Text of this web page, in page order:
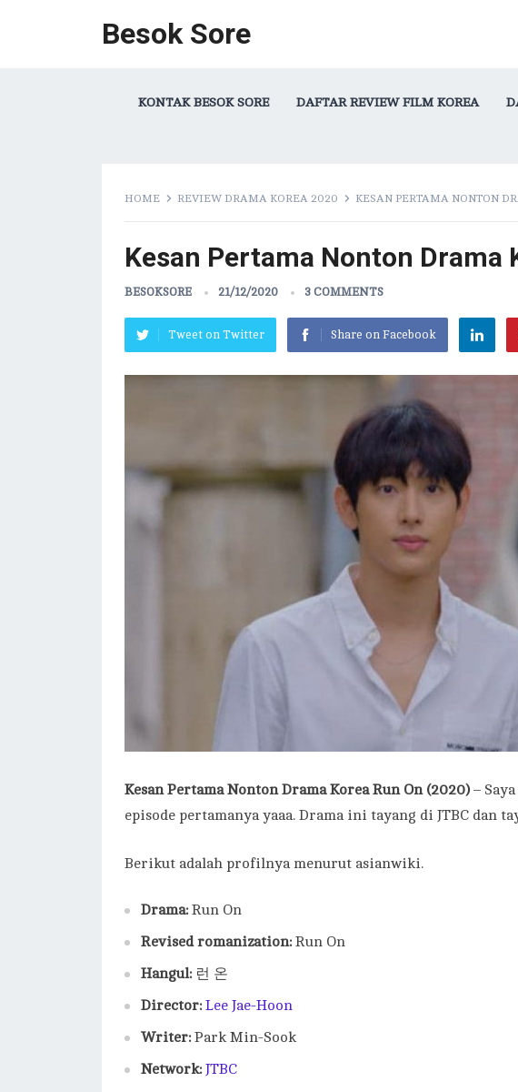
Besok Sore
KONTAK BESOK SORE DAFTAR REVIEW FILM KOREA
HOME REVIEW DRAMA KOREA 2020 KESAN PERTAMA NONTON
Kesan Pertama Nonton Drama
BESOKSORE 21/12/2020 3 COMMENTS
Tweet on Twitter Share on Facebook
Kesan Pertama Nonton Drama Korea Run On (2020)–
episode pertamanya yaaa. Drama ini tayang di JTBC dan
Berikut adalah profilnya menurut asianwiki.
Drama:Run On
Revised romanization:Run On
Hangul:런 온
Director: Lee Jae-Hoon
Writer:Park Min-Sook
Network: JTBC